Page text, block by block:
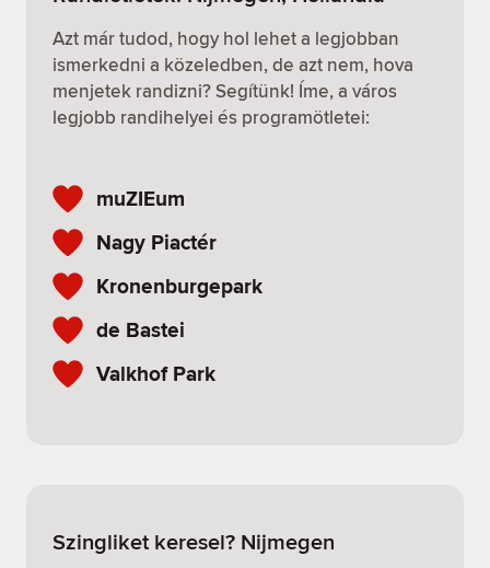
Azt már tudod, hogy hol lehet a legjobban
ismerkedni a közeledben, de azt nem, hova
menjetek randizni? Segítünk! Íme, a város
legjobb randihelyei és programötletei:
muZIEum
Nagy Piactér
Kronenburgepark
de Bastei
Valkhof Park
Szingliket keresel? Nijmegen